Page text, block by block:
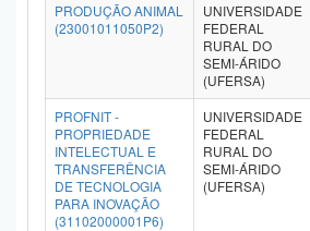
PRODUÇÃO ANIMAL
(23001011050P2)
UNIVERSIDADE
FEDERAL
RURAL DO
SEMI-ÁRIDO
(UFERSA)
PROFNIT -
PROPRIEDADE
INTELECTUAL E
TRANSFERÊNCIA
DE TECNOLOGIA
PARA INOVAÇÃO
(31102000001P6)
UNIVERSIDADE
FEDERAL
RURAL DO
SEMI-ÁRIDO
(UFERSA)